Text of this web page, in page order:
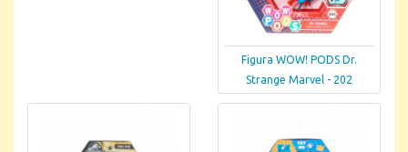
Figura WOW! PODS Dr.
Strange Marvel - 202